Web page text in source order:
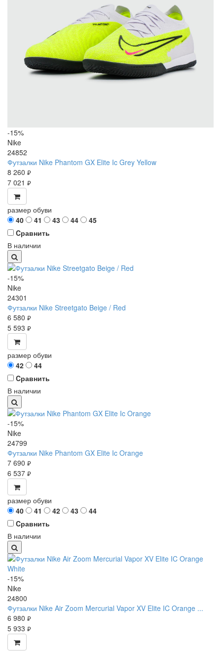
-15%
Nike
24852
Футзалки Nike Phantom GX Elite Ic Grey Yellow
8 260 руб.
7 021 руб.
размер обуви
40
41 43 44
45
Cравнить
В наличии
-15%
Nike
24301
Футзалки Nike Streetgato Beige / Red
6 580 руб.
5 593 руб.
размер обуви
42
44
Cравнить
В наличии
-15%
Nike
24799
Футзалки Nike Phantom GX Elite Ic Orange
7 690 руб.
6 537 руб.
размер обуви
40
41 42 43
44
Cравнить
В наличии
-15%
Nike
24800
Футзалки Nike Air Zoom Mercurial Vapor XV Elite IC Orange ...
6 980 руб.
5 933 руб.